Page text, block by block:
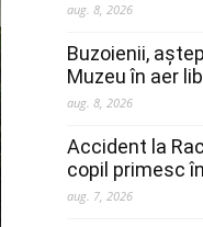
aug. 8, 2026
Buzoienii,
Muzeu în aer
aug. 8, 2026
Accident la
copil primesc
aug. 7, 2026